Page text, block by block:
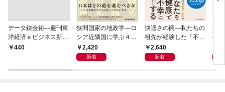
データ錬金術―週刊東
洋経済ｅビジネス新書
Ｎo.493
￥440
狭間国家の地政学―ロ
シア近隣国に学ぶ４つ
の生き残り戦略
2,420
新着
快適さの罠―私たちの
祖先が経験した「不快
さ」が人生を充実させ
る
2,640
新着
石
―大
２